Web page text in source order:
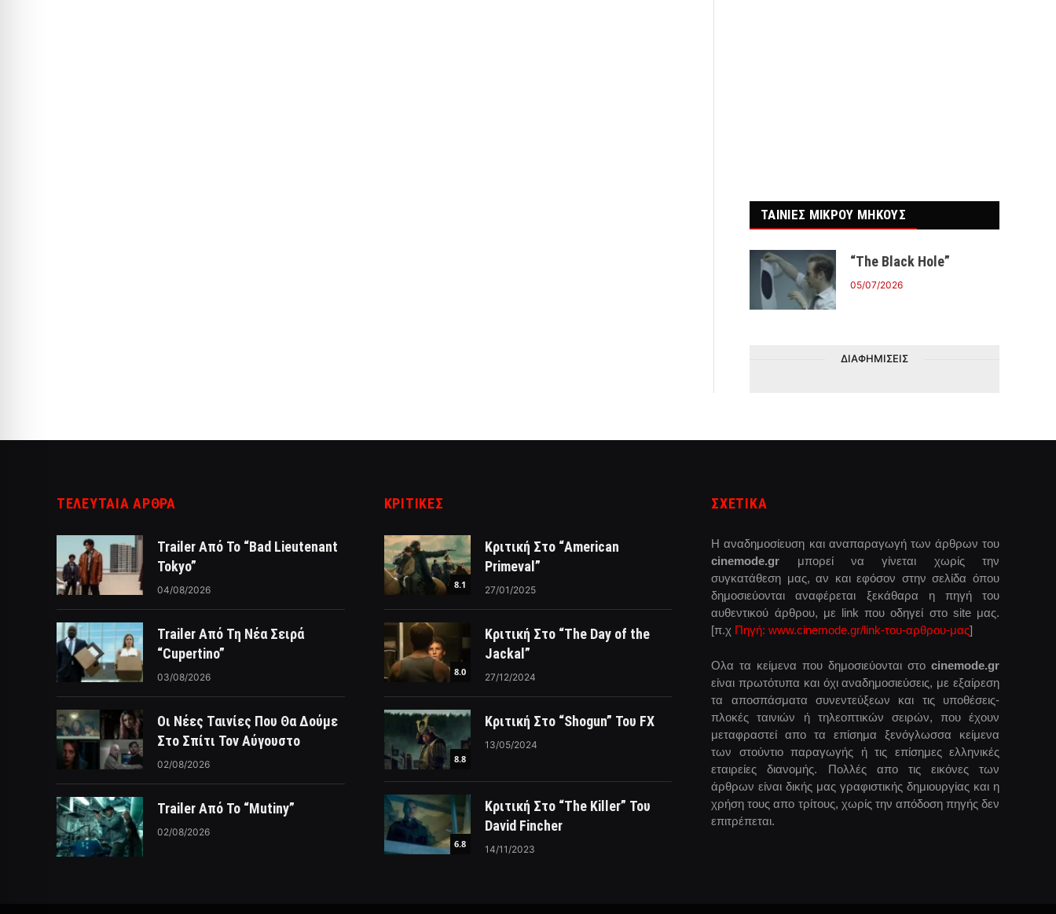
ΤΑΙΝΙΕΣ ΜΙΚΡΟΥ ΜΗΚΟΥΣ
“The Black Hole”
05/07/2026
ΔΙΑΦΗΜΙΣΕΙΣ
ΤΕΛΕΥΤΑΙΑ ΑΡΘΡΑ
Trailer Από Το “Bad Lieutenant
Tokyo”
04/08/2026
Trailer Από Τη Νέα Σειρά
“Cupertino”
03/08/2026
Οι Νέες Ταινίες Που Θα Δούμε
Στο Σπίτι Τον Αύγουστο
02/08/2026
Trailer Από Το “Mutiny”
02/08/2026
ΚΡΙΤΙΚΈΣ
8.1
Κριτική Στο “American
Primeval”
27/01/2025
8.0
Κριτική Στο “The Day of the
Jackal”
27/12/2024
8.8
Κριτική Στο “Shogun” Του FX
13/05/2024
6.8
Κριτική Στο “The Killer” Του
David Fincher
14/11/2023
ΣΧΕΤΙΚΑ
Η αναδημοσίευση και αναπαραγωγή των άρθρων του
cinemode.gr μπορεί να γίνεται χωρίς την
συγκατάθεση μας, αν και εφόσον στην σελίδα όπου
δημοσιεύονται αναφέρεται ξεκάθαρα η πηγή του
αυθεντικού άρθρου, με link που οδηγεί στο site μας.
[π.χ Πηγή: www.cinemode.gr/link-του-αρθρου-μας]
Ολα τα κείμενα που δημοσιεύονται στο cinemode.gr
είναι πρωτότυπα και όχι αναδημοσιεύσεις, με εξαίρεση
τα αποσπάσματα συνεντεύξεων και τις υποθέσεις-
πλοκές ταινιών ή τηλεοπτικών σειρών, που έχουν
μεταφραστεί απο τα επίσημα ξενόγλωσσα κείμενα
των στούντιο παραγωγής ή τις επίσημες ελληνικές
εταιρείες διανομής. Πολλές απο τις εικόνες των
άρθρων είναι δικής μας γραφιστικής δημιουργίας και η
χρήση τους απο τρίτους, χωρίς την απόδοση πηγής δεν
επιτρέπεται.